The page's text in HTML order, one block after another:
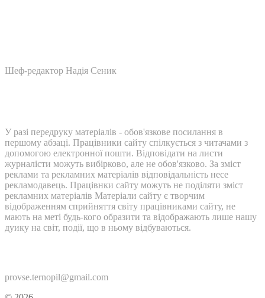
Шеф-редактор Надія Сеник
У разі передруку матеріалів - обов'язкове посилання в
першому абзаці. Працівники сайту спілкується з читачами з
допомогою електронної пошти. Відповідати на листи
журналісти можуть вибірково, але не обов'язково. За зміст
реклами та рекламних матеріалів відповідальність несе
рекламодавець. Працівнки сайту можуть не поділяти зміст
рекламних матеріалів Матеріали сайту є творчим
відображенням сприйняття світу працівниками сайту, не
мають на меті будь-кого образити та відображають лише нашу
дуику на світ, події, що в ньому відбуваються.
provse.ternopil@gmail.com